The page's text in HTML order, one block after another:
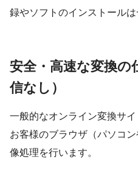
録やソフトのインストールは
安全・高速な変換の
信なし）
一般的なオンライン変換サ
お客様のブラウザ（パソコ
像処理を行います。